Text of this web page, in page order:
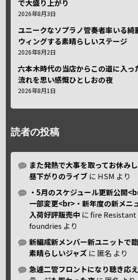
で大盛り上がり
2026年8月3日
ユニークなソプラノ管奏者率いる綺
ウィングする素晴らしいステージ
2026年8月2日
六本木時代の当店からこの道に入っ
流れを思い感慨ひとしおの夜
2026年8月1日
読者の投稿
また発熱で大事を取ってお休み
昼下がりのライブ に HSM より
・5月のスケジュール更新公開
一部変更<br>・新年度の新メニ
入荷好評販売中 にfire Resistant
foundries より
新編成新メンバー新ユニットで
素晴らしいジャズ に 匿名 より
急遽二管フロントになり聴き応